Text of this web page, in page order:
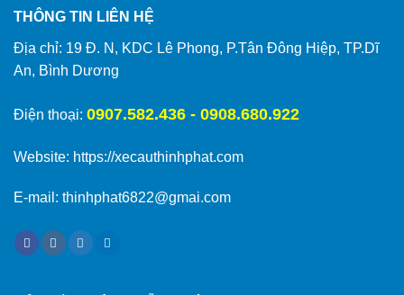
THÔNG TIN LIÊN HỆ
Địa chỉ: 19 Đ. N, KDC Lê Phong, P.Tân Đông Hiệp, TP.Dĩ
An, Bình Dương
Điện thoại: 0907.582.436 - 0908.680.922
Website: https://xecauthinhphat.com
E-mail: thinhphat6822@gmai.com